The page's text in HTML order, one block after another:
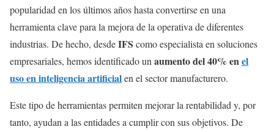
popularidad en los últimos años hasta convertirse en una
herramienta clave para la mejora de la operativa de diferentes
industrias. De hecho, desdeIFS como especialista en soluciones
empresariales, hemos identificado un aumento del 40% enel
uso en inteligencia artificialen el sector manufacturero.
Este tipo de herramientas permiten mejorar la rentabilidad y, por
tanto, ayudan a las entidades a cumplir con sus objetivos. De